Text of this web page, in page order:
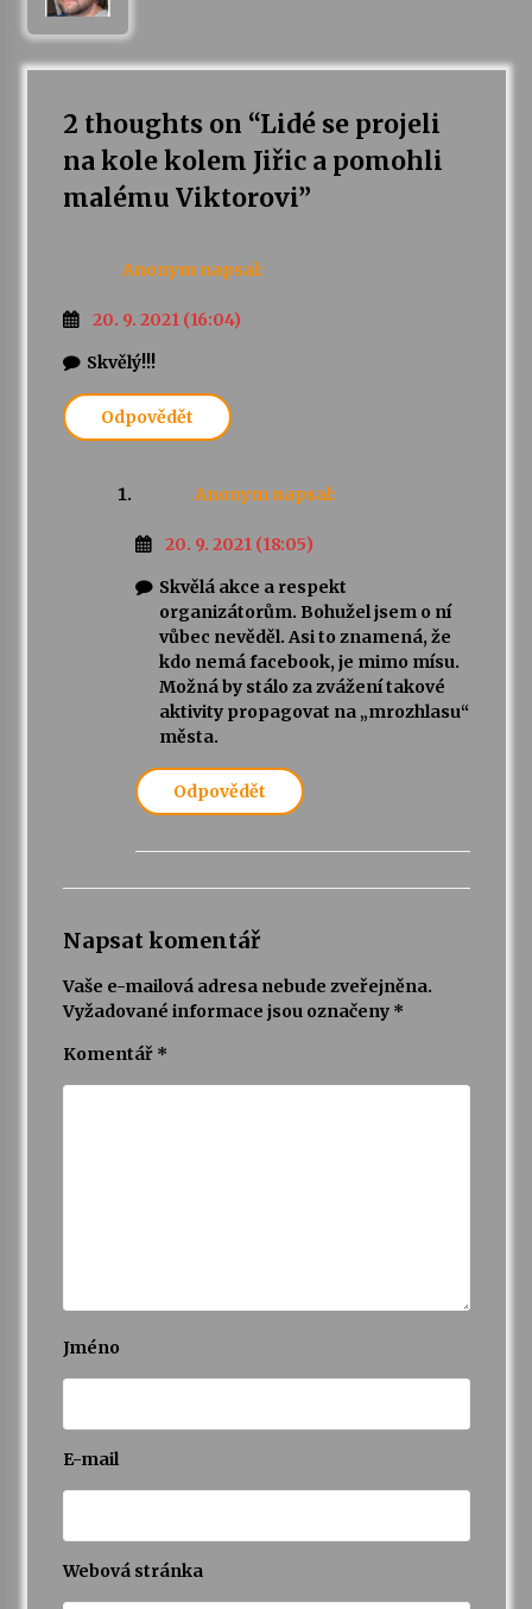
Varhanní recitál Michala Novenka v Klášteře
3. 7. 2026
Petr Adamec – Malovaný svět
30. 6. 2026
2 thoughts on “Lidé se projeli
na kole kolem Jiřic a pomohli
malému Viktorovi”
Anonym napsal:
20. 9. 2021 (16:04)
Skvělý!!!
Odpovědět
Anonym napsal:
20. 9. 2021 (18:05)
Skvělá akce a respekt
organizátorům. Bohužel jsem o ní
vůbec nevěděl. Asi to znamená, že
kdo nemá facebook, je mimo mísu.
Možná by stálo za zvážení takové
aktivity propagovat na „mrozhlasu“
města.
Odpovědět
Napsat komentář
Vaše e-mailová adresa nebude zveřejněna.
Vyžadované informace jsou označeny *
Komentář *
Jméno
E-mail
Webová stránka